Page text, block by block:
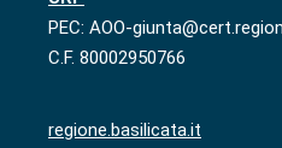
PEC: AOO-
C.F. 80002950766
regione.basilicata.it